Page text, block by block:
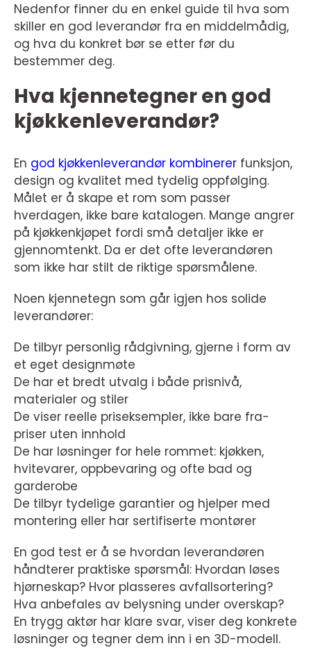
Nedenfor finner du en enkel guide til hva som
skiller en god leverandør fra en middelmådig,
og hva du konkret bør se etter før du
bestemmer deg.
Hva kjennetegner en god
kjøkkenleverandør?
En god kjøkkenleverandør kombinerer funksjon,
design og kvalitet med tydelig oppfølging.
Målet er å skape et rom som passer
hverdagen, ikke bare katalogen. Mange angrer
på kjøkkenkjøpet fordi små detaljer ikke er
gjennomtenkt. Da er det ofte leverandøren
som ikke har stilt de riktige spørsmålene.
Noen kjennetegn som går igjen hos solide
leverandører:
De tilbyr personlig rådgivning, gjerne i form av
et eget designmøte
De har et bredt utvalg i både prisnivå,
materialer og stiler
De viser reelle priseksempler, ikke bare fra-
priser uten innhold
De har løsninger for hele rommet: kjøkken,
hvitevarer, oppbevaring og ofte bad og
garderobe
De tilbyr tydelige garantier og hjelper med
montering eller har sertifiserte montører
En god test er å se hvordan leverandøren
håndterer praktiske spørsmål: Hvordan løses
hjørneskap? Hvor plasseres avfallsortering?
Hva anbefales av belysning under overskap?
En trygg aktør har klare svar, viser deg konkrete
løsninger og tegner dem inn i en 3D-modell.